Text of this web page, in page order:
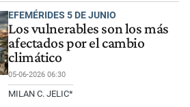
EFEMÉRIDES 5 DE JUNIO
Los vulnerables son los más
afectados por el cambio
climático
05-06-2026 06:30
MILAN C. JELIC*